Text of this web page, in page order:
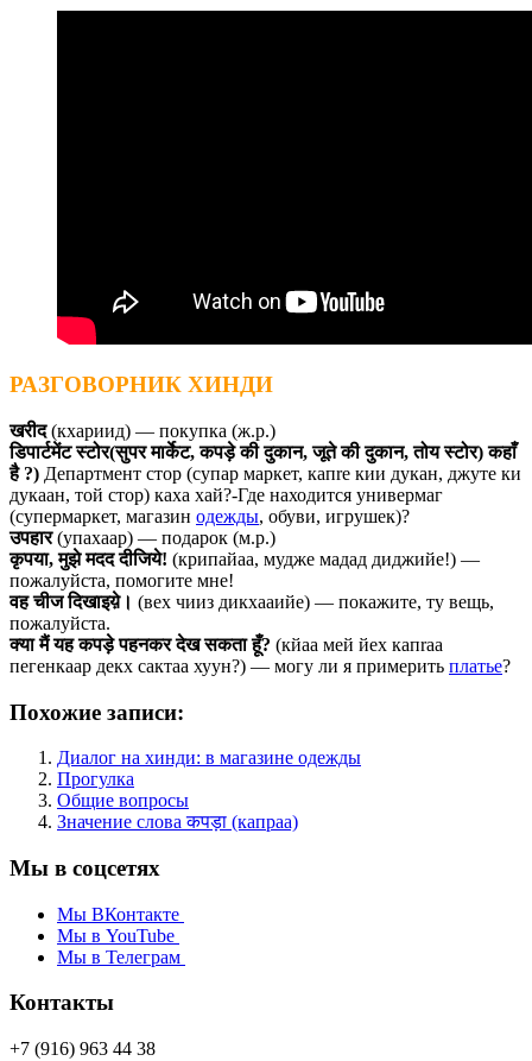
РАЗГОВОРНИК ХИНДИ
खरीद(кхариид) — покупка (ж.р.)
डिपार्टमेंट स्टोर(सुपर मार्केट, कपड़े की दुकान, जूते की दुकान, तोय स्टोर) कहाँ
है ?) Департмент стор (супар маркет, капrе кии дукан, джуте ки
дукаан, той стор) каха хай?-Где находится универмаг
(супермаркет, магазин одежды, обуви, игрушек)?
उपहार(упахаар) — подарок (м.р.)
कृपया, मुझे मदद दीजिये! (крипайаа, мудже мадад диджийе!) —
пожалуйста, помогите мне!
वह चीज दिखाइय़े। (вех чииз дикхааийе) — покажите, ту вещь,
пожалуйста.
क्या मैं यह कपड़े पहनकर देख सकता हूँ? (кйаа мей йех капrаа
пегенкаар декх сактаа хуун?) — могу ли я примерить платье?
Похожие записи:
Диалог на хинди: в магазине одежды
Прогулка
Общие вопросы
Значение слова कपड़ा (капраа)
Мы в соцсетях
Мы ВКонтакте
Мы в YouTube
Мы в Телеграм
Контакты
+7 (916) 963 44 38